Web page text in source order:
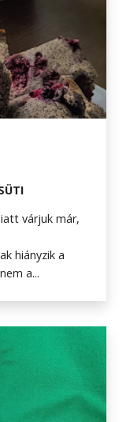
várjuk már,
hiányzik a
a...